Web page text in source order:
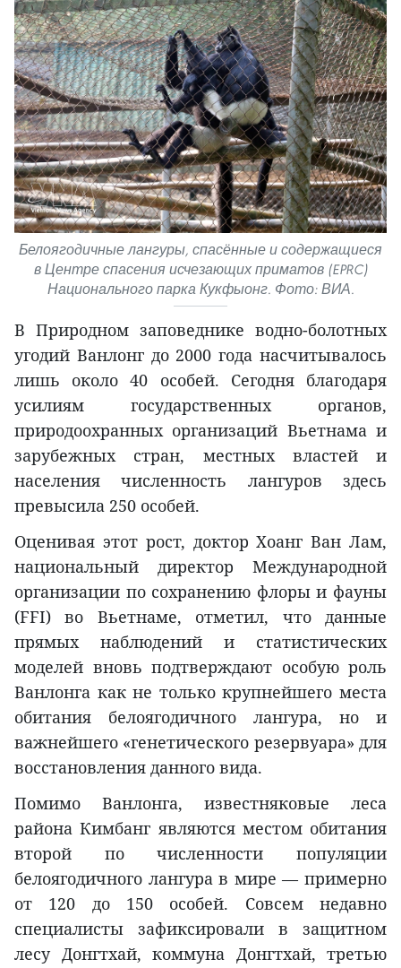
Белоягодичные лангуры, спасённые и содержащиеся
в Центре спасения исчезающих приматов (EPRC)
Национального парка Кукфыонг. Фото: ВИА.
В Природном заповеднике водно-болотных
угодий Ванлонг до 2000 года насчитывалось
лишь около 40 особей. Сегодня благодаря
усилиям государственных органов,
природоохранных организаций Вьетнама и
зарубежных стран, местных властей и
населения численность лангуров здесь
превысила 250 особей.
Оценивая этот рост, доктор Хоанг Ван Лам,
национальный директор Международной
организации по сохранению флоры и фауны
(FFI) во Вьетнаме, отметил, что данные
прямых наблюдений и статистических
моделей вновь подтверждают особую роль
Ванлонга как не только крупнейшего места
обитания белоягодичного лангура, но и
важнейшего «генетического резервуара» для
восстановления данного вида.
Помимо Ванлонга, известняковые леса
района Кимбанг являются местом обитания
второй по численности популяции
белоягодичного лангура в мире — примерно
от 120 до 150 особей. Совсем недавно
специалисты зафиксировали в защитном
лесу Донгтхай, коммуна Донгтхай, третью